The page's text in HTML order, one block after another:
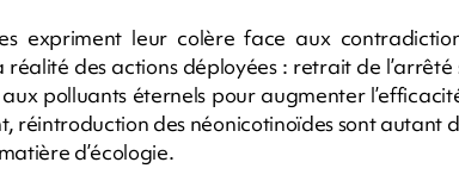
expriment leur colère face aux
réalité des actions déployées : retrait de l’arrêté
aux polluants éternels pour augmenter
réintroduction des néonicotinoïdes sont autant
d’écologie.